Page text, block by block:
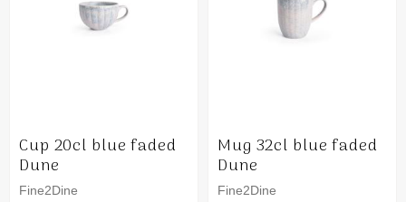
Cup 20cl blue faded
Dune
Fine2Dine
Mug 32cl blue faded
Dune
Fine2Dine